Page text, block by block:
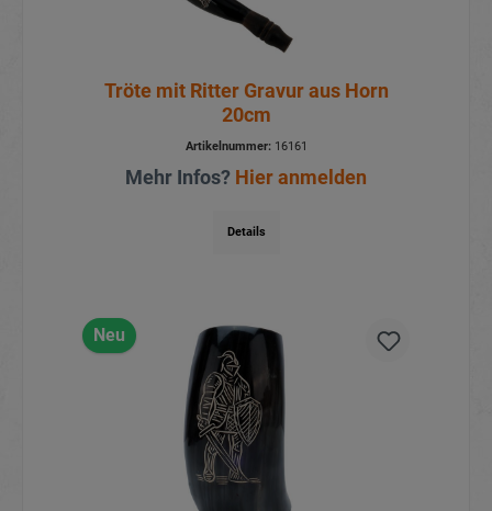
Tröte mit Ritter Gravur aus Horn
20cm
Artikelnummer:16161
Mehr Infos? Hier anmelden
Details
Neu